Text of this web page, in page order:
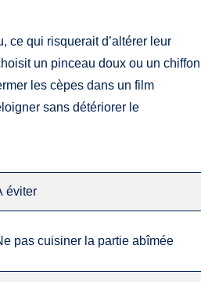
ce qui risquerait d’altérer leur
un pinceau doux ou un chiffon
les cèpes dans un film
sans détériorer le
éviter
pas cuisiner la partie abîmée